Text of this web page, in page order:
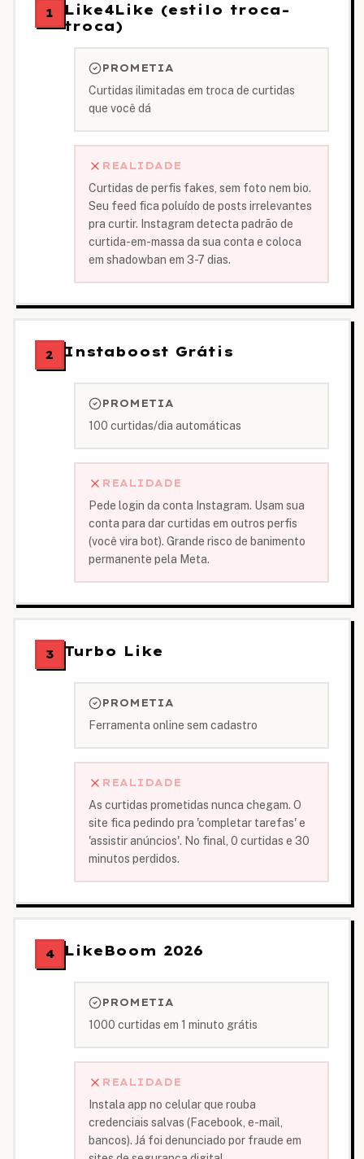
1
Like4Like (estilo troca-
troca)
PROMETIA
Curtidas ilimitadas em troca de curtidas
que você dá
REALIDADE
Curtidas de perfis fakes, sem foto nem bio.
Seu feed fica poluído de posts irrelevantes
pra curtir. Instagram detecta padrão de
curtida-em-massa da sua conta e coloca
em shadowban em 3-7 dias.
2 Instaboost Grátis
PROMETIA
100 curtidas/dia automáticas
REALIDADE
Pede login da conta Instagram. Usam sua
conta para dar curtidas em outros perfis
(você vira bot). Grande risco de banimento
permanente pela Meta.
3 Turbo Like
PROMETIA
Ferramenta online sem cadastro
REALIDADE
As curtidas prometidas nunca chegam. O
site fica pedindo pra 'completar tarefas' e
'assistir anúncios'. No final, 0 curtidas e 30
minutos perdidos.
4 LikeBoom 2026
PROMETIA
1000 curtidas em 1 minuto grátis
REALIDADE
Instala app no celular que rouba
credenciais salvas (Facebook, e-mail,
bancos). Já foi denunciado por fraude em